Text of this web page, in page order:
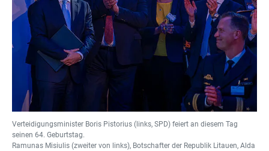
Verteidigungsminister Boris Pistorius (links, SPD) feiert an diesem Tag
seinen 64. Geburtstag.
Ramunas Misiulis (zweiter von links), Botschafter der Republik Litauen, Alda